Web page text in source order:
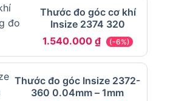
Thước đo góc cơ khí
Insize 2374 320
1.540.000₫ (-6%)
Thước đo góc Insize 2372-
360 0.04mm – 1mm